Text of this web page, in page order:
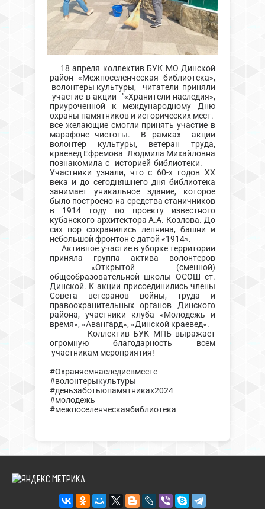
18 апреля коллектив БУК МО Динской
район «Межпоселенческая библиотека»,
волонтеры культуры, читатели приняли
участие в акции "«Хранители наследия»,
приуроченной к международному Дню
охраны памятников и исторических мест.
все желающие смогли принять участие в
марафоне чистоты. В рамках акции
волонтер культуры, ветеран труда,
краевед Ефремова Людмила Михайловна
познакомила с историей библиотеки.
Участники узнали, что с 60-х годов XX
века и до сегодняшнего дня библиотека
занимает уникальное здание, которое
было построено на средства станичников
в 1914 году по проекту известного
кубанского архитектора А.А. Козлова. До
сих пор сохранились лепнина, башни и
небольшой фронтон с датой «1914».
Активное участие в уборке территории
приняла группа актива волонтеров
«Открытой (сменной)
общеобразовательной школы ОСОШ ст.
Динской. К акции присоединились члены
Совета ветеранов войны, труда и
правоохранительных органов Динского
района, участники клуба «Молодежь и
время», «Авангард», «Динской краевед».
Коллектив БУК МПБ выражает
огромную благодарность всем
участникам мероприятия!
#Охраняемнаследиевместе
#волонтерыкультуры
#деньзаботыопамятниках2024
#молодежь
#межпоселенческаябиблиотека